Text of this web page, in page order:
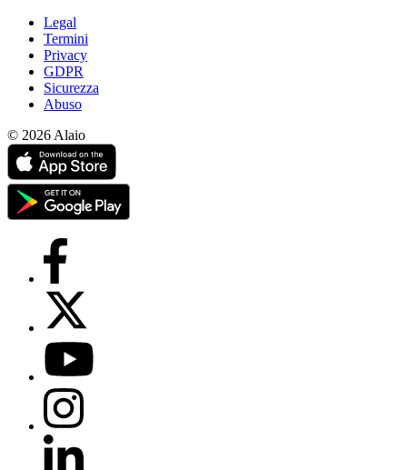
Legal
Termini
Privacy
GDPR
Sicurezza
Abuso
© 2026 Alaio